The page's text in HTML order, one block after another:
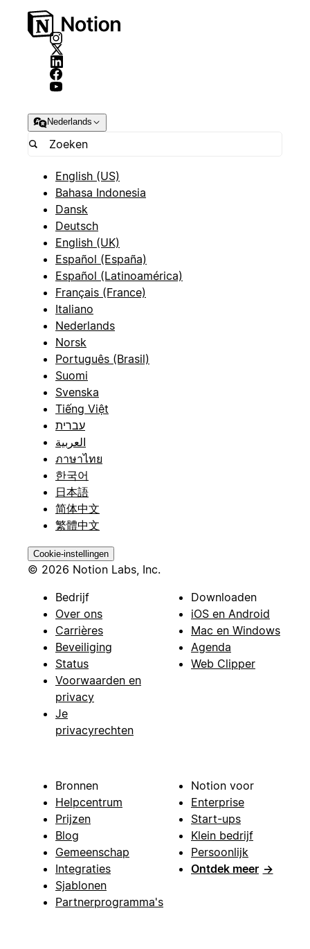
Nederlands
English (US)
Bahasa Indonesia
Dansk
Deutsch
English (UK)
Español (España)
Español (Latinoamérica)
Français (France)
Italiano
Nederlands
Norsk
Português (Brasil)
Suomi
Svenska
Tiếng Việt
עברית
العربية
ภาษาไทย
한국어
日本語
简体中文
繁體中文
Cookie-instellingen
© 2026 Notion Labs, Inc.
Bedrijf
Over ons
Carrières
Beveiliging
Status
Voorwaarden en
privacy
Je
privacyrechten
Downloaden
iOS en Android
Mac en Windows
Agenda
Web Clipper
Bronnen
Helpcentrum
Prijzen
Blog
Gemeenschap
Integraties
Sjablonen
Partnerprogramma's
Notion voor
Enterprise
Start-ups
Klein bedrijf
Persoonlijk
Ontdek meer →